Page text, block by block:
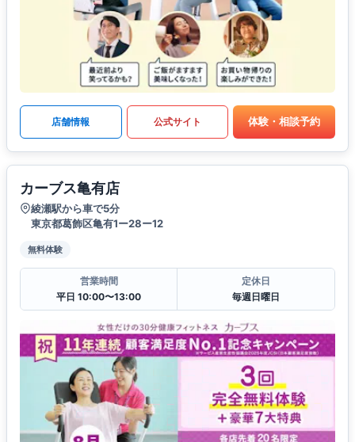
店舗情報 公式サイト 体験・相談予約
カーブス亀有店
綾瀬駅から車で5分
東京都葛飾区亀有1ー28ー12
無料体験
営業時間
平日 10:00〜13:00
定休日
毎週日曜日